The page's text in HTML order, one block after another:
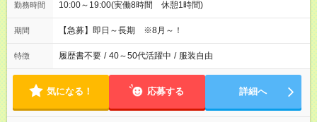
勤務時間 10:00～19:00(実働8時間 休憩1時間)
期間 【急募】即日～長期 ※8月～！
特徴 履歴書不要 / 40～50代活躍中 / 服装自由
気になる！ 応募する 詳細へ